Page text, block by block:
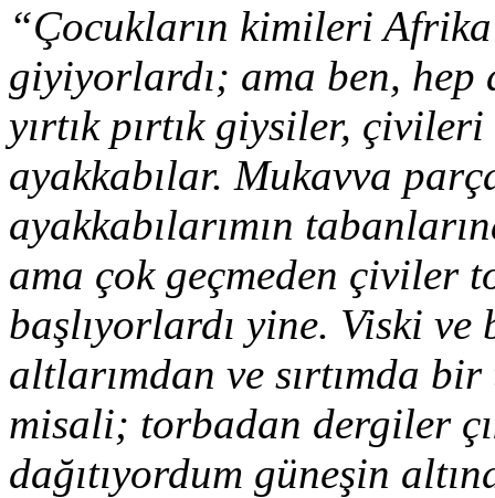
“Çocukların kimileri
giyiyorlardı; ama ben, hep
yırtık pırtık giysiler,
ayakkabılar. Mukavva
ayakkabılarımın
ama çok geçmeden çiviler
başlıyorlardı yine. Viski
altlarımdan ve sırtımda
misali; torbadan dergiler
dağıtıyordum güneşin